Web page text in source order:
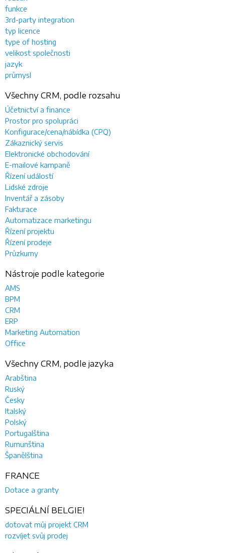
funkce
3rd-party integration
typ licence
type of hosting
velikost společnosti
jazyk
průmysl
Všechny CRM, podle rozsahu
Účetnictví a finance
Prostor pro spolupráci
Konfigurace/cena/nábídka (CPQ)
Zákaznický servis
Elektronické obchodování
E-mailové kampaně
Řízení událostí
Lidské zdroje
Inventář a zásoby
Fakturace
Automatizace marketingu
Řízení projektu
Řízení prodeje
Průzkumy
Nástroje podle kategorie
AMS
BPM
CRM
ERP
Marketing Automation
Office
Všechny CRM, podle jazyka
Arabština
Ruský
Česky
Italský
Polský
Portugalština
Rumunština
Španělština
FRANCE
Dotace a granty
SPECIÁLNÍ BELGIE!
dotovat můj projekt CRM
rozvíjet svůj prodej